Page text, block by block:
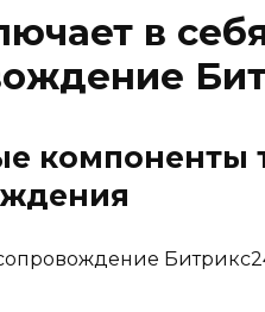
в
компоненты